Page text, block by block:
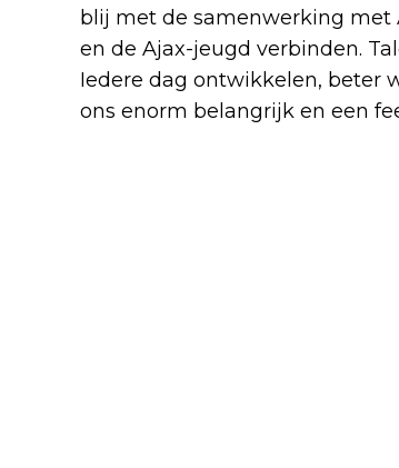
blij met de samenwerking met
en de Ajax-jeugd verbinden.
Iedere dag ontwikkelen, beter
ons enorm belangrijk en een